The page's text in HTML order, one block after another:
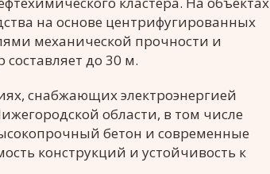
на основе центрифугированных
механической прочности и
до 30 м.
снабжающих электроэнергией
области, в том числе
бетон и современные
конструкций и устойчивость к